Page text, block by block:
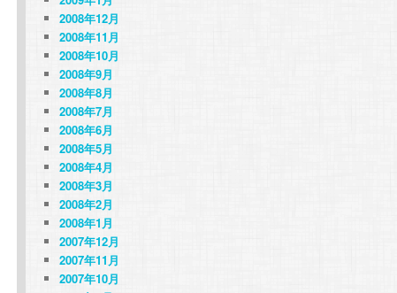
2008年12月
2008年11月
2008年10月
2008年9月
2008年8月
2008年7月
2008年6月
2008年5月
2008年4月
2008年3月
2008年2月
2008年1月
2007年12月
2007年11月
2007年10月